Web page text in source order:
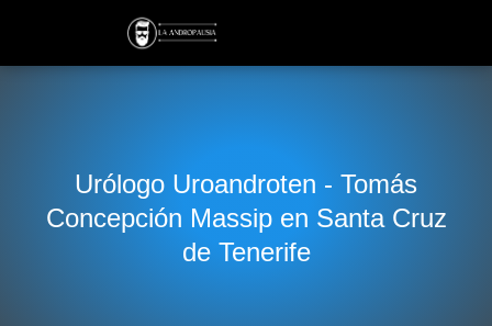
Urólogo Uroandroten - Tomás
Concepción Massip en Santa Cruz
de Tenerife